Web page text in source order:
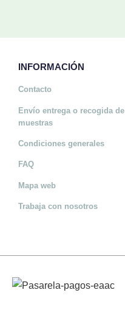
INFORMACIÓN
Contacto
Envío entrega o recogida de
muestras
Condiciones generales
FAQ
Mapa web
Trabaja con nosotros